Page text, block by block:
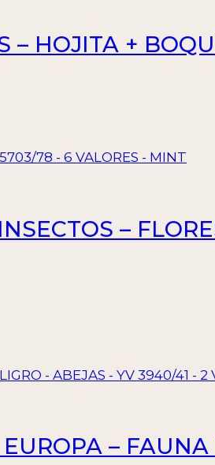
– HOJITA +
–
–